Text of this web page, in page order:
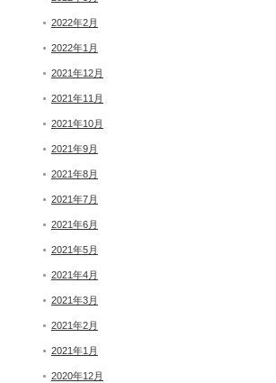
2022年2月
2022年1月
2021年12月
2021年11月
2021年10月
2021年9月
2021年8月
2021年7月
2021年6月
2021年5月
2021年4月
2021年3月
2021年2月
2021年1月
2020年12月